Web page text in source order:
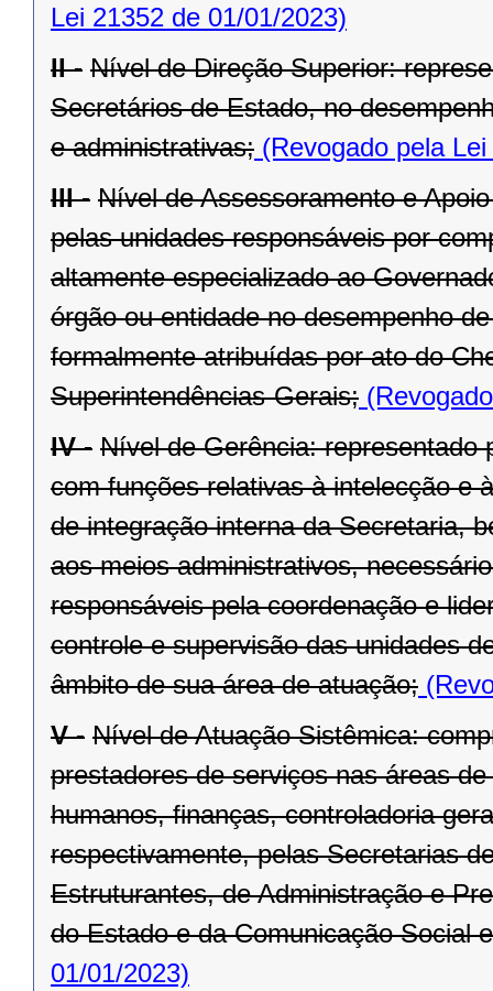
Lei 21352 de 01/01/2023)
II - Nível de Direção Superior:
Secretários de Estado, no
e administrativas; (Revogado pela
III - Nível de Assessoramento e
pelas unidades responsáveis por
altamente especializado ao
órgão ou entidade no desempenho
formalmente atribuídas por ato do
Superintendências-Gerais;
IV - Nível de Gerência: representado
com funções relativas à intelecção e
de integração interna da Secretaria,
aos meios administrativos,
responsáveis pela coordenação e
controle e supervisão das unidades
âmbito de sua área de atuação;
V - Nível de Atuação Sistêmica:
prestadores de serviços nas áreas
humanos, finanças, controladoria
respectivamente, pelas Secretarias
Estruturantes, de Administração e
do Estado e da Comunicação Social
01/01/2023)